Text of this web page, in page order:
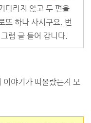
다리지 않고 두 편을
또 하나 사시구요. 번
럼 글 들어 갑니다.
이야기가 떠올랐는지 모